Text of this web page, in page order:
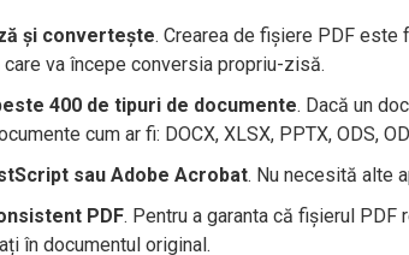
și convertește. Crearea de fișiere PDF
care va începe conversia propriu-zisă.
400 de tipuri de documente. Dacă un
cum ar fi: DOCX, XLSX, PPTX, ODS,
sau Adobe Acrobat. Nu necesită alte
PDF. Pentru a garanta că fișierul
în documentul original.